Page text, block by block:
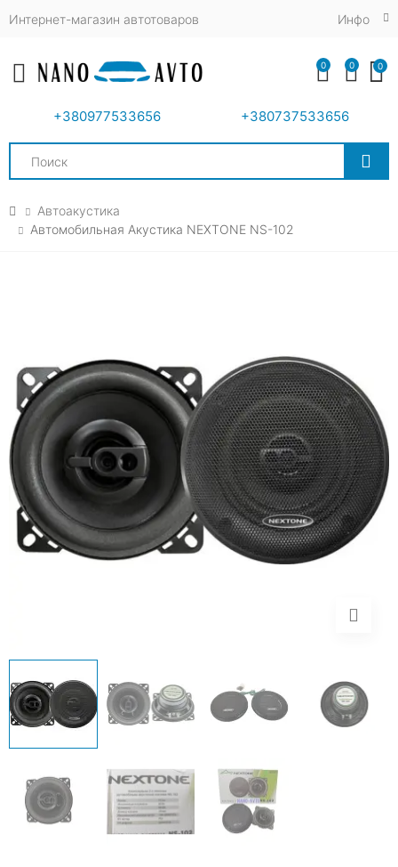
Интернет-магазин автотоваров Инфо
Toggle mobile menu
+380977533656 +380737533656
Search
0 0 0
Автоакустика
Автомобильная Акустика NEXTONE NS-102